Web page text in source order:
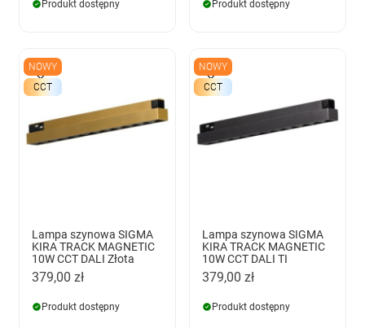
Produkt dostępny Produkt dostępny
NOWY
CCT
Lampa szynowa SIGMA
KIRA TRACK MAGNETIC
10W CCT DALI Złota
379,00 zł
Produkt dostępny
NOWY
CCT
Lampa szynowa SIGMA
KIRA TRACK MAGNETIC
10W CCT DALI TI
379,00 zł
Produkt dostępny